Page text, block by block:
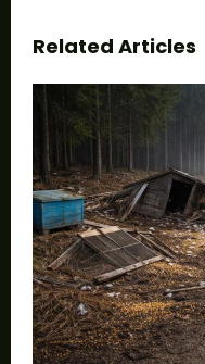
Related Articles